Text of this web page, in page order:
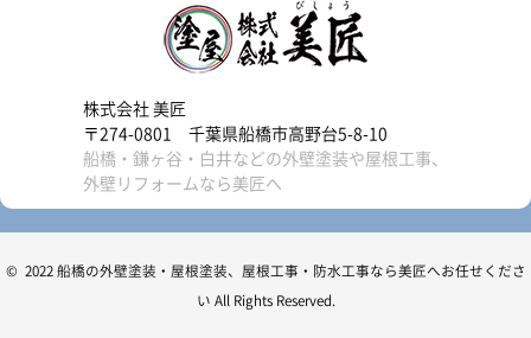
株式会社 美匠
〒274-0801 千葉県船橋市高野台5-8-10
船橋・鎌ヶ谷・白井などの外壁塗装や屋根工事、
外壁リフォームなら美匠へ
© 2022 船橋の外壁塗装・屋根塗装、屋根工事・防水工事なら美匠へお任せくださ
い All Rights Reserved.